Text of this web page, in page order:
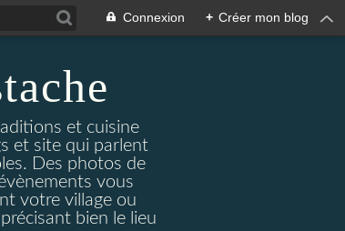
Connexion + Créer mon blog
et cuisine
et site qui parlent
Des photos de
vous
votre village ou
bien le lieu